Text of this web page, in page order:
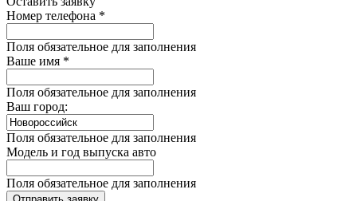
Номер телефона *
Поля обязательное для заполнения
Ваше имя *
Поля обязательное для заполнения
Ваш город:
Поля обязательное для заполнения
Модель и год выпуска авто
Поля обязательное для заполнения